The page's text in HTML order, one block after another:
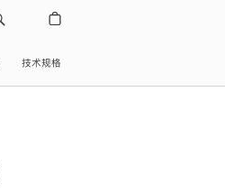
技术规格